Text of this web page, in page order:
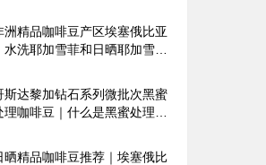
洲精品咖啡豆产区埃塞俄比亚
水洗耶加雪菲和日晒耶加雪菲
斯达黎加钻石系列微批次黑蜜
理咖啡豆｜什么是黑蜜处理？
晒精品咖啡豆推荐｜埃塞俄比